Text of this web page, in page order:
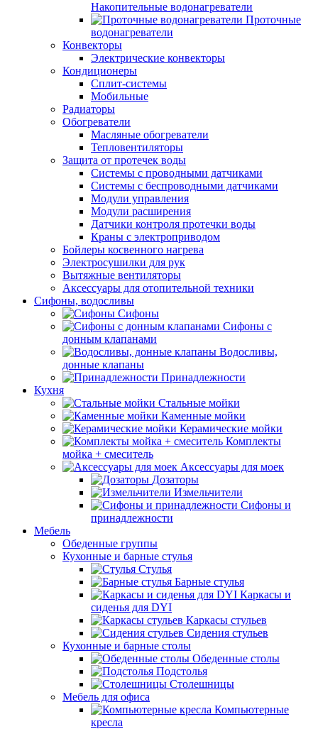
Накопительные водонагреватели
Проточные
водонагреватели
Конвекторы
Электрические конвекторы
Кондиционеры
Сплит-системы
Мобильные
Радиаторы
Обогреватели
Масляные обогреватели
Тепловентиляторы
Защита от протечек воды
Системы с проводными датчиками
Системы с беспроводными датчиками
Модули управления
Модули расширения
Датчики контроля протечки воды
Краны с электроприводом
Бойлеры косвенного нагрева
Электросушилки для рук
Вытяжные вентиляторы
Аксессуары для отопительной техники
Сифоны, водосливы
Сифоны
Сифоны с
донным клапанами
Водосливы,
донные клапаны
Принадлежности
Кухня
Стальные мойки
Каменные мойки
Керамические мойки
Комплекты
мойка + смеситель
Аксессуары для моек
Дозаторы
Измельчители
Сифоны и
принадлежности
Мебель
Обеденные группы
Кухонные и барные стулья
Стулья
Барные стулья
Каркасы и
сиденья для DYI
Каркасы стульев
Сидения стульев
Кухонные и барные столы
Обеденные столы
Подстолья
Столешницы
Мебель для офиса
Компьютерные
кресла